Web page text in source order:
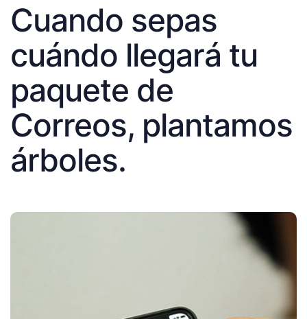
Cuando sepas
cuándo llegará tu
paquete de
Correos, plantamos
árboles.